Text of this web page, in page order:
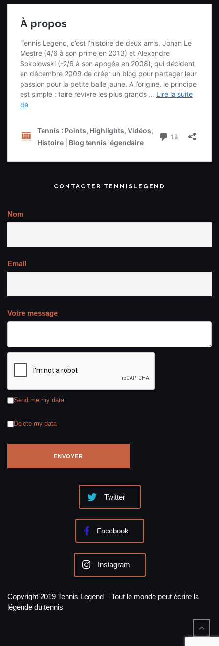
CONTACTER TENNISLEGEND
Nom
Email
Votre message
Send me my data
Delete my data
Twitter
Facebook
Instagram
Copyright 2019 Tennis Legend – Tout le monde peut écrire la
légende du tennis